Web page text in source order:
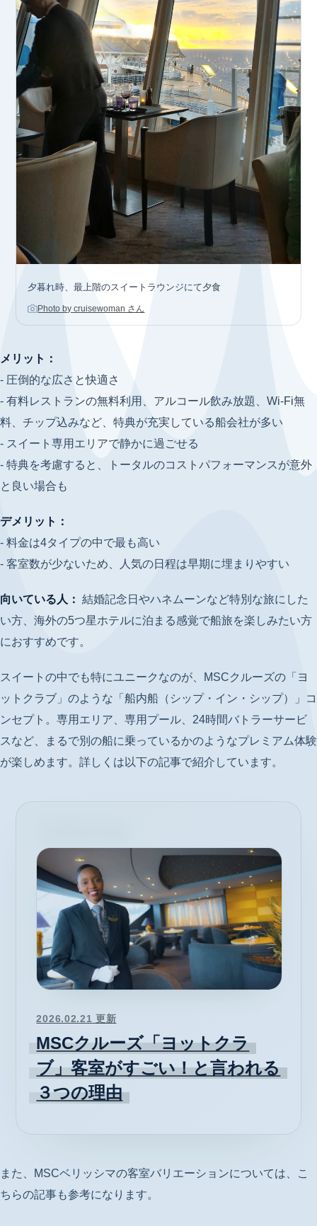
夕暮れ時、最上階のスイートラウンジにて夕食
Photo by cruisewoman さん
メリット：
- 圧倒的な広さと快適さ
- 有料レストランの無料利用、アルコール飲み放題、Wi-Fi無
料、チップ込みなど、特典が充実している船会社が多い
- スイート専用エリアで静かに過ごせる
- 特典を考慮すると、トータルのコストパフォーマンスが意外
と良い場合も
デメリット：
- 料金は4タイプの中で最も高い
- 客室数が少ないため、人気の日程は早期に埋まりやすい
向いている人： 結婚記念日やハネムーンなど特別な旅にした
い方、海外の5つ星ホテルに泊まる感覚で船旅を楽しみたい方
におすすめです。
スイートの中でも特にユニークなのが、MSCクルーズの「ヨ
ットクラブ」のような「船内船（シップ・イン・シップ）」コ
ンセプト。専用エリア、専用プール、24時間バトラーサービ
スなど、まるで別の船に乗っているかのようなプレミアム体験
が楽しめます。詳しくは以下の記事で紹介しています。
2026.02.21 更新
MSCクルーズ「ヨットクラ
ブ」客室がすごい！と言われる
３つの理由
また、MSCベリッシマの客室バリエーションについては、こ
ちらの記事も参考になります。